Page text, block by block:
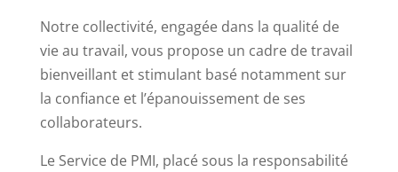
Notre collectivité, engagée dans la qualité de
vie au travail, vous propose un cadre de travail
bienveillant et stimulant basé notamment sur
la confiance et l’épanouissement de ses
collaborateurs.
Le Service de PMI, placé sous la responsabilité